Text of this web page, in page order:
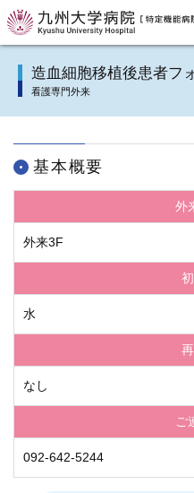
九州大学病院TOP
施設・サービス
ご意見
造血細胞移植後患者フ
看護専門外来
基本概要
外
外来3F
水
なし
ご
092-642-5244